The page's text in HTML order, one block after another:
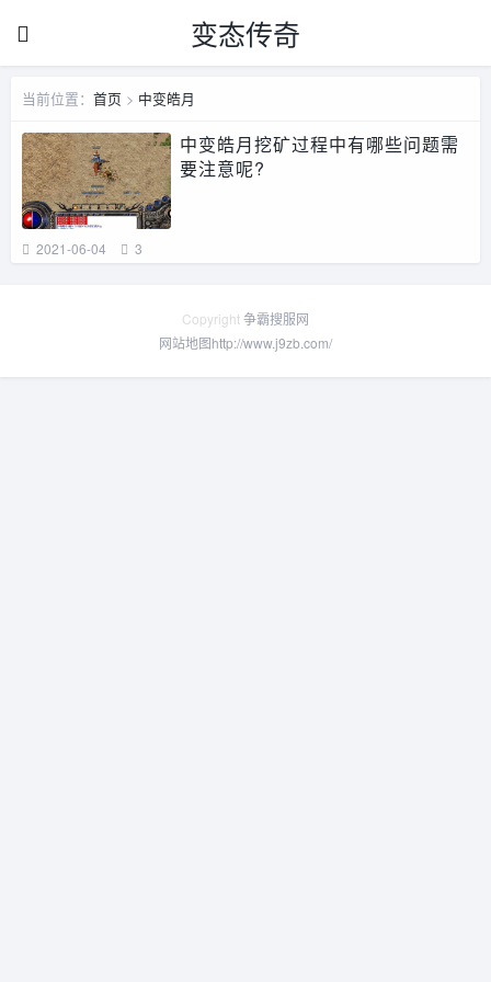
变态传奇
当前位置： 首页 > 中变皓月
中变皓月挖矿过程中有哪些问题需
要注意呢?
2021-06-04 3
Copyright争霸搜服网
网站地图http://www.j9zb.com/